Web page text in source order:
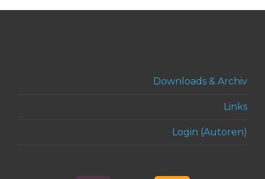
Downloads & Archiv
Links
Login (Autoren)